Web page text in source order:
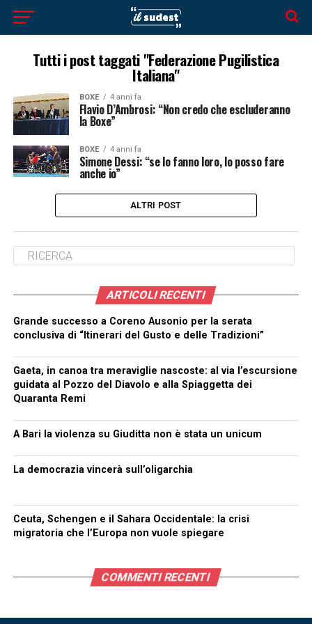
Tutti i post taggati "Federazione Pugilistica
Italiana"
BOXE 4 anni fa
Flavio D’Ambrosi: “Non credo che escluderanno
la Boxe”
BOXE 4 anni fa
Simone Dessi: “se lo fanno loro, lo posso fare
anche io”
ALTRI POST
ARTICOLI RECENTI
Grande successo a Coreno Ausonio per la serata
conclusiva di “Itinerari del Gusto e delle Tradizioni”
Gaeta, in canoa tra meraviglie nascoste: al via l’escursione
guidata al Pozzo del Diavolo e alla Spiaggetta dei
Quaranta Remi
A Bari la violenza su Giuditta non è stata un unicum
La democrazia vincerà sull’oligarchia
Ceuta, Schengen e il Sahara Occidentale: la crisi
migratoria che l’Europa non vuole spiegare
COMMENTI RECENTI